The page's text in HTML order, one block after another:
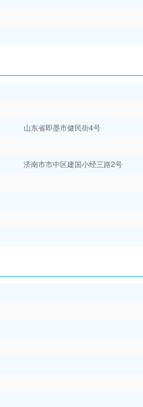
山东省即墨市健民街4号
济南市市中区建国小经三路2号